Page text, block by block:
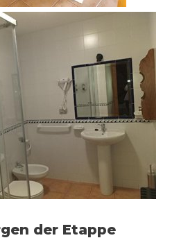
der Etappe